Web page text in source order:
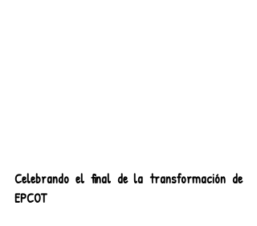
Celebrando el final de la transformación de
EPCOT